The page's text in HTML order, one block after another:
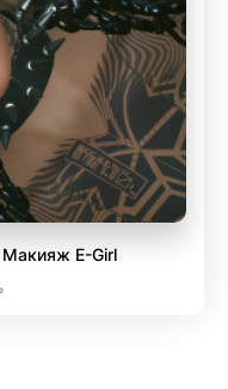
E-Girl